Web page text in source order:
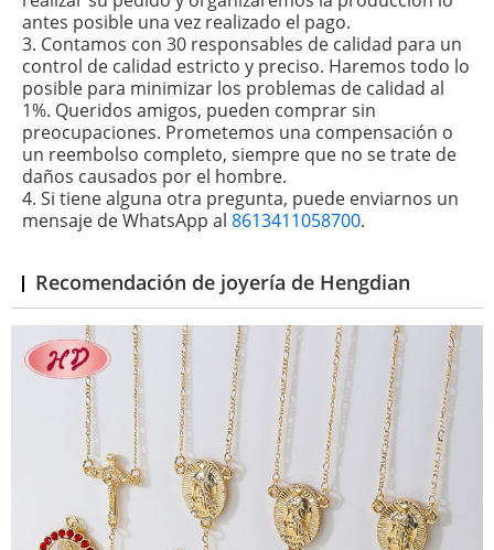
antes posible una vez realizado el pago.
3. Contamos con 30 responsables de calidad para un
control de calidad estricto y preciso. Haremos todo lo
posible para minimizar los problemas de calidad al
1%. Queridos amigos, pueden comprar sin
preocupaciones. Prometemos una compensación o
un reembolso completo, siempre que no se trate de
daños causados ​​por el hombre.
4. Si tiene alguna otra pregunta, puede enviarnos un
mensaje de WhatsApp al 8613411058700.
Recomendación de joyería de Hengdian